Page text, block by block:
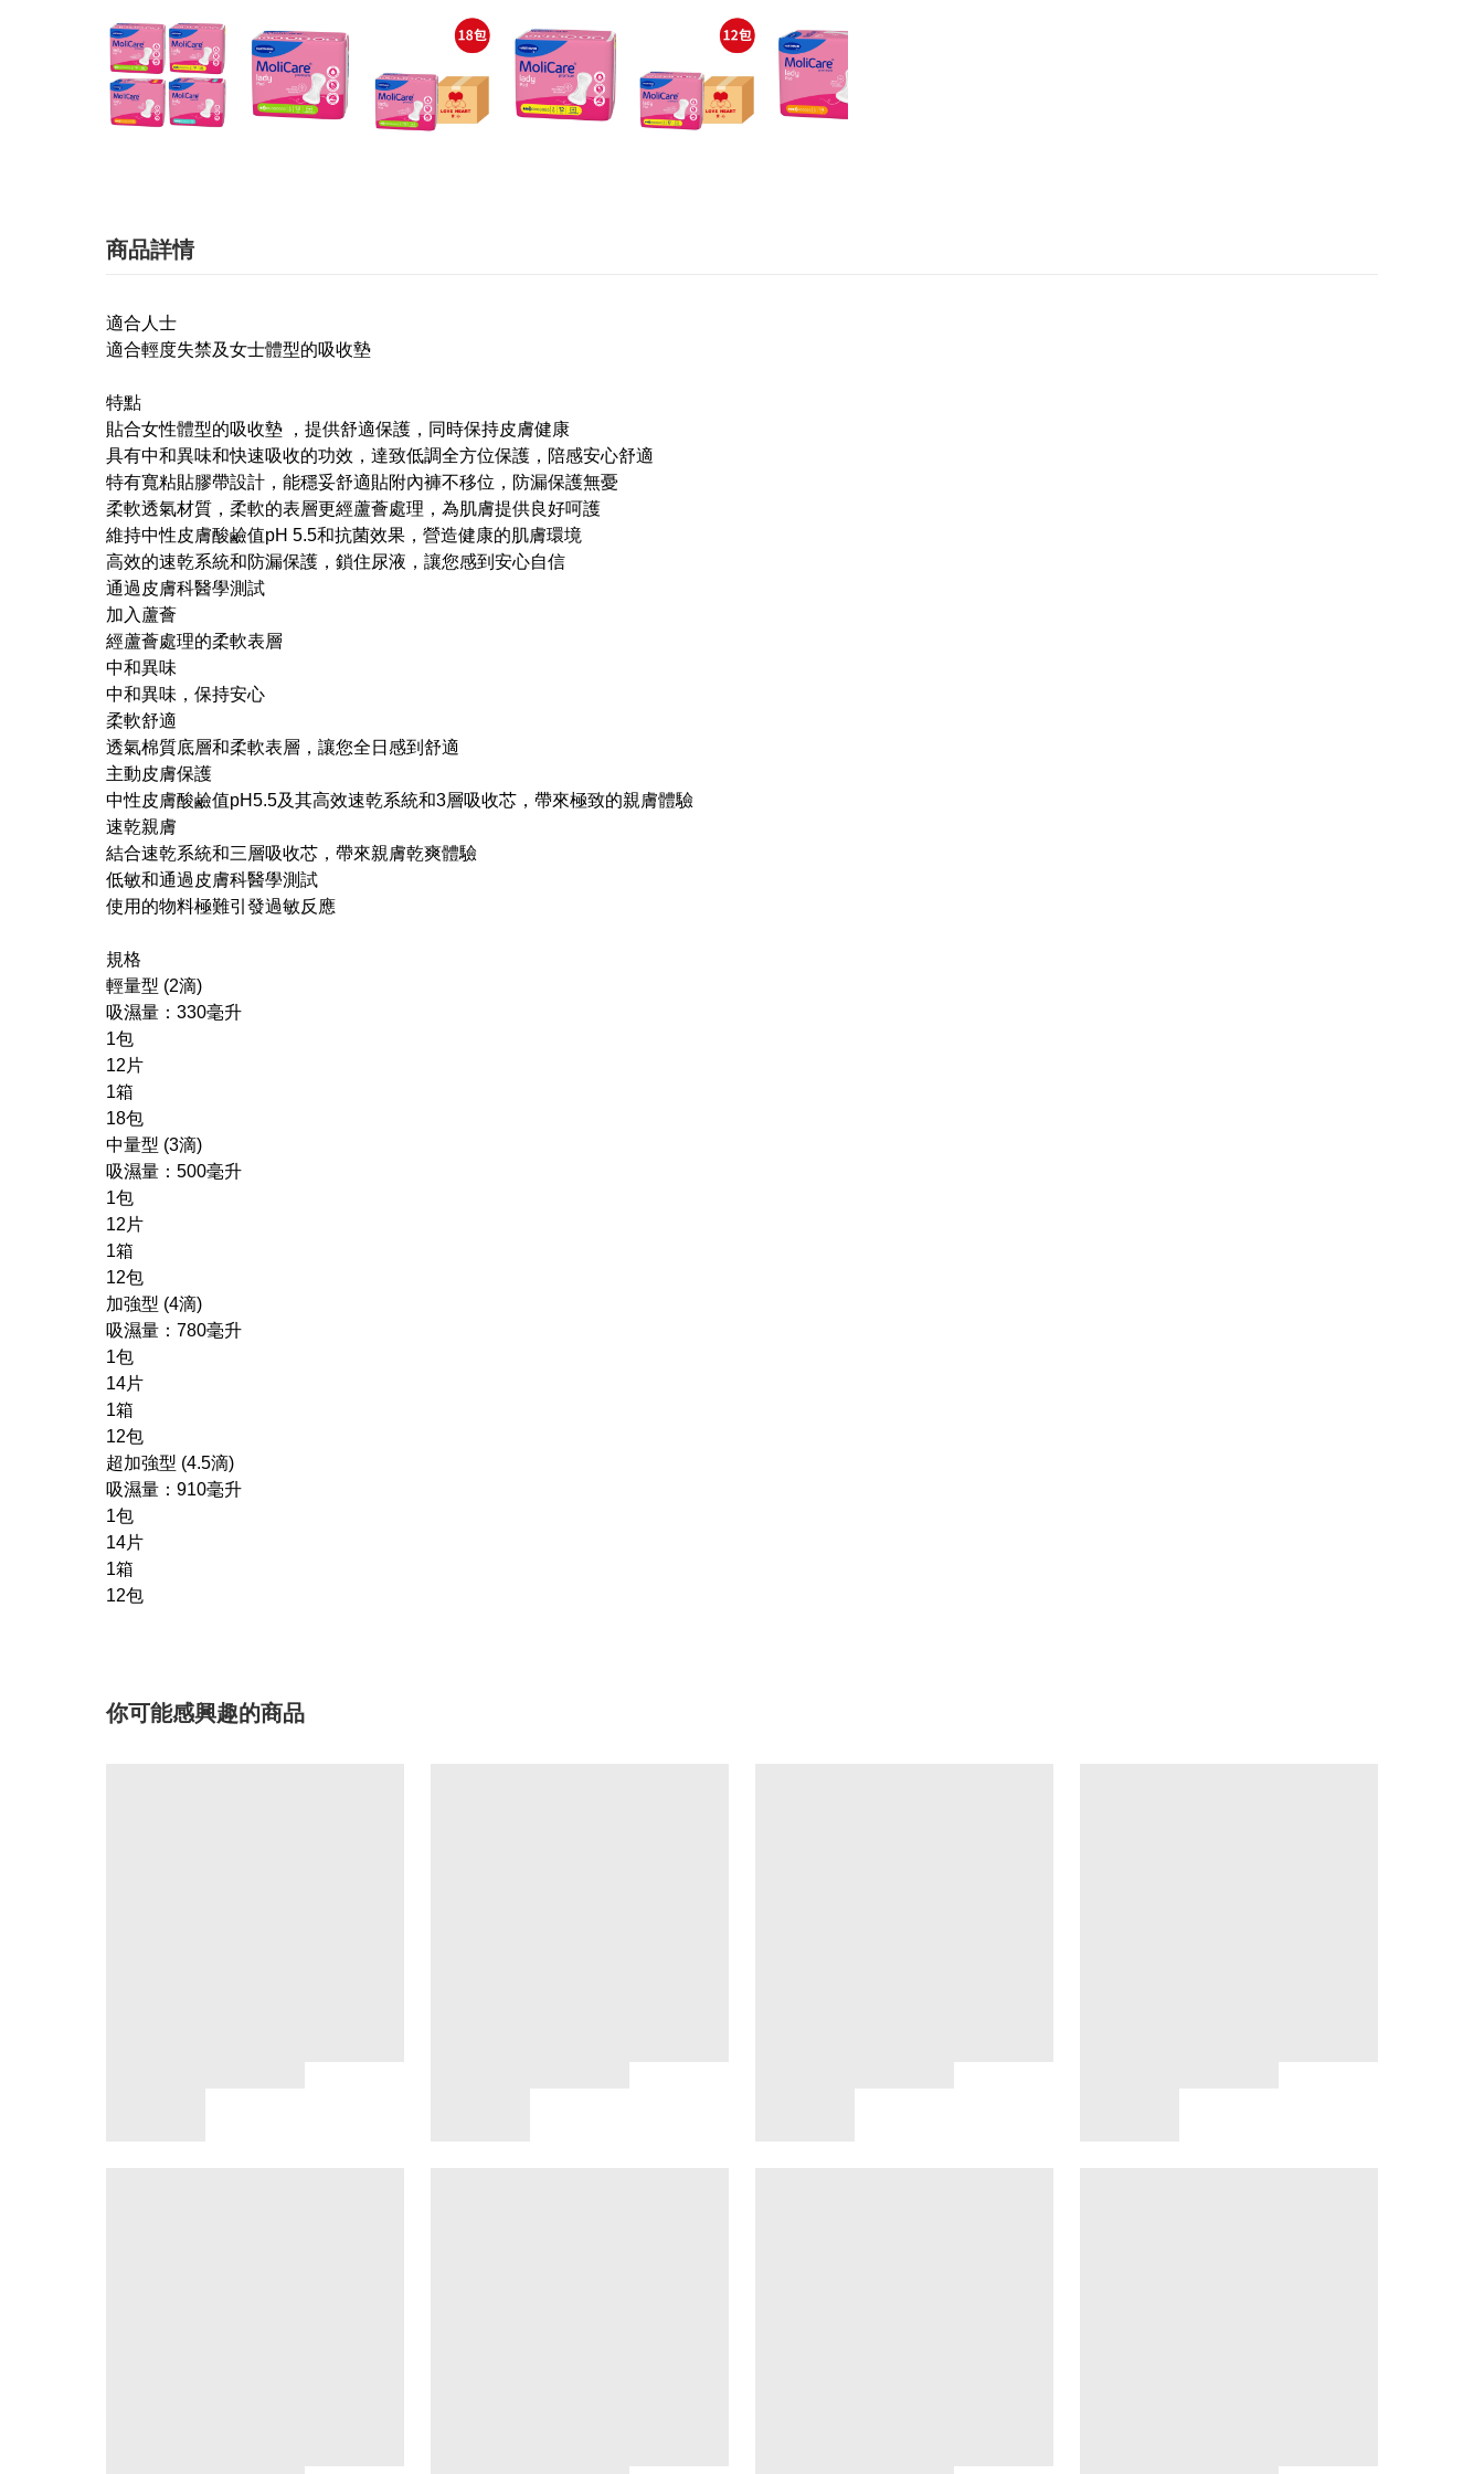
商品詳情
適合人士
適合輕度失禁及女士體型的吸收墊
特點
貼合女性體型的吸收墊 ，提供舒適保護，同時保持皮膚健康
具有中和異味和快速吸收的功效，達致低調全方位保護，陪感安心舒適
特有寬粘貼膠帶設計，能穩妥舒適貼附內褲不移位，防漏保護無憂
柔軟透氣材質，柔軟的表層更經蘆薈處理，為肌膚提供良好呵護
維持中性皮膚酸鹼值pH 5.5和抗菌效果，營造健康的肌膚環境
高效的速乾系統和防漏保護，鎖住尿液，讓您感到安心自信
通過皮膚科醫學測試
加入蘆薈
經蘆薈處理的柔軟表層
中和異味
中和異味，保持安心
柔軟舒適
透氣棉質底層和柔軟表層，讓您全日感到舒適
主動皮膚保護
中性皮膚酸鹼值pH5.5及其高效速乾系統和3層吸收芯，帶來極致的親膚體驗
速乾親膚
結合速乾系統和三層吸收芯，帶來親膚乾爽體驗
低敏和通過皮膚科醫學測試
使用的物料極難引發過敏反應
規格
輕量型 (2滴)
吸濕量： 330毫升
1包
12片
1箱
18包
中量型 (3滴)
吸濕量： 500毫升
1包
12片
1箱
12包
加強型 (4滴)
吸濕量： 780毫升
1包
14片
1箱
12包
超加強型 (4.5滴)
吸濕量： 910毫升
1包
14片
1箱
12包
你可能感興趣的商品